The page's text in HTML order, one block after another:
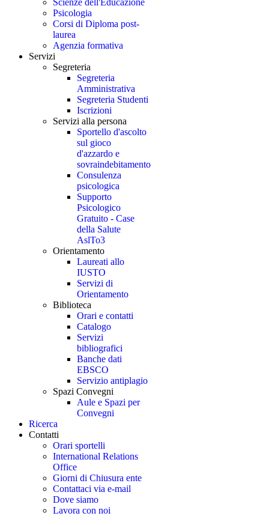
Scienze dell'Educazione
Psicologia
Corsi di Diploma post-
laurea
Agenzia formativa
Servizi
Segreteria
Segreteria
Amministrativa
Segreteria Studenti
Iscrizioni
Servizi alla persona
Sportello d'ascolto
sul gioco
d'azzardo e
sovraindebitamento
Consulenza
psicologica
Supporto
Psicologico
Gratuito - Case
della Salute
AslTo3
Orientamento
Laureati allo
IUSTO
Servizi di
Orientamento
Biblioteca
Orari e contatti
Catalogo
Servizi
bibliografici
Banche dati
EBSCO
Servizio antiplagio
Spazi Convegni
Aule e Spazi per
Convegni
Ricerca
Contatti
Orari sportelli
International Relations
Office
Giorni di Chiusura ente
Contattaci via e-mail
Dove siamo
Lavora con noi